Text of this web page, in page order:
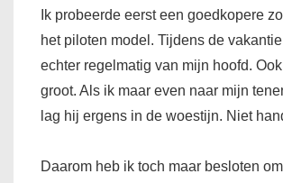
Ik probeerde eerst een goedkopere
het piloten model. Tijdens de
echter regelmatig van mijn hoofd.
groot. Als ik maar even naar mijn
lag hij ergens in de woestijn. Niet
Daarom heb ik toch maar besloten